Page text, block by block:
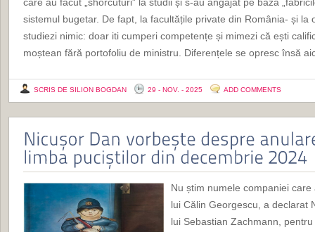
sistemul bugetar. De fapt, la facultățile private din România- și la
studiezi nimic: doar iti cumperi competențe și mimezi că ești
moștean fără portofoliu de ministru. Diferențele se opresc însă
SCRIS DE SILION BOGDAN 29 - NOV. - 2025 ADD COMMENTS
Nu știm numele companiei
lui Călin Georgescu, a declarat
lui Sebastian Zachmann,